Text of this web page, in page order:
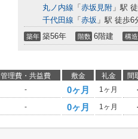
丸ノ内線 「 赤坂見附 」駅
千代田線 「 赤坂 」駅 徒歩6
築年 築56年 階数 6階建 構造
管理費・共益費 敷金 礼金 間
- 0ヶ月 1ヶ月
- 0ヶ月 1ヶ月